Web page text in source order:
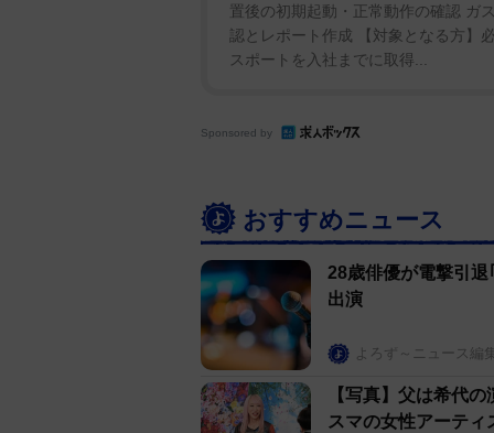
置後の初期起動・正常動作の確認 ガ
認とレポート作成 【対象となる方】
スポートを入社までに取得...
Sponsored by
おすすめニュース
28歳俳優が電撃引
出演
よろず～ニュース編
【写真】父は希代
スマの女性アーテ